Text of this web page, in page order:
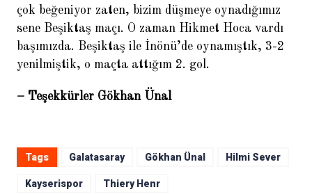
çok beğeniyor zaten, bizim düşmeye oynadığımız
sene Beşiktaş maçı. O zaman Hikmet Hoca vardı
başımızda. Beşiktaş ile İnönü’de oynamıştık, 3-2
yenilmiştik, o maçta attığım 2. gol.
– Teşekkürler Gökhan Ünal
Tags Galatasaray Gökhan Ünal Hilmi Sever
Kayserispor Thiery Henr